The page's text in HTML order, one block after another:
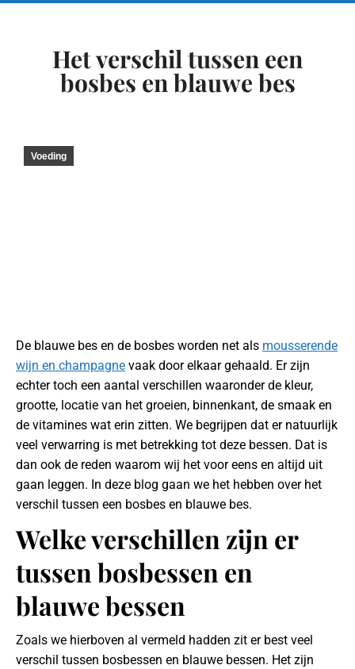
Het verschil tussen een
bosbes en blauwe bes
Voeding
De blauwe bes en de bosbes worden net als mousserende
wijn en champagne vaak door elkaar gehaald. Er zijn
echter toch een aantal verschillen waaronder de kleur,
grootte, locatie van het groeien, binnenkant, de smaak en
de vitamines wat erin zitten. We begrijpen dat er natuurlijk
veel verwarring is met betrekking tot deze bessen. Dat is
dan ook de reden waarom wij het voor eens en altijd uit
gaan leggen. In deze blog gaan we het hebben over het
verschil tussen een bosbes en blauwe bes.
Welke verschillen zijn er
tussen bosbessen en
blauwe bessen
Zoals we hierboven al vermeld hadden zit er best veel
verschil tussen bosbessen en blauwe bessen. Het zijn